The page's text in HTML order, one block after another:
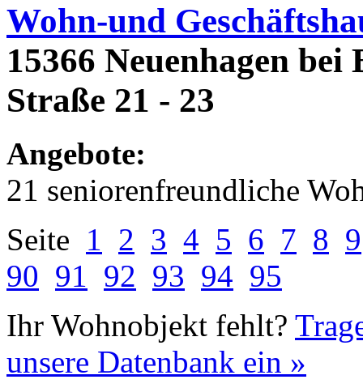
Wohn-und
15366 Neuenhagen
Straße 21 - 23
Angebote:
21 seniorenfreundliche
Seite 1 2 3 4 5 6 7 8 9
90 91 92 93 94 95
Ihr Wohnobjekt fehlt?
unsere Datenbank ein »